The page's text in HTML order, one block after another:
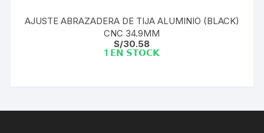
AJUSTE ABRAZADERA DE TIJA ALUMINIO (BLACK)
CNC 34.9MM
S/30.58
1 𝗘𝗡 𝗦𝗧𝗢𝗖𝗞